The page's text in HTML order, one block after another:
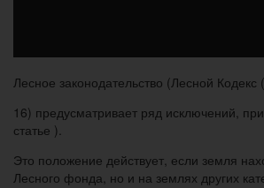
Лесное законодательство (Лесной Кодекс
16) предусматривает ряд исключений,
статье ).
Это положение действует, если земля
Лесного фонда, но и на землях других